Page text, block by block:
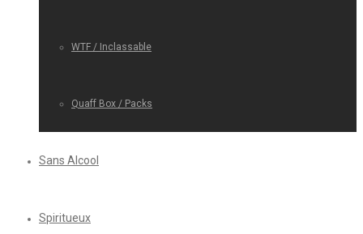
WTF / Inclassable
Quaff Box / Packs
Sans Alcool
Spiritueux